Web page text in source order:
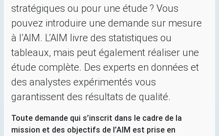
stratégiques ou pour une étude ? Vous
pouvez introduire une demande sur mesure
à l’AIM. L’AIM livre des statistiques ou
tableaux, mais peut également réaliser une
étude complète. Des experts en données et
des analystes expérimentés vous
garantissent des résultats de qualité.
Toute demande qui s’inscrit dans le cadre de la
mission et des objectifs de l’AIM est prise en